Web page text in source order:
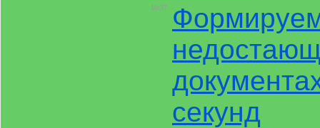
10:37
секунд